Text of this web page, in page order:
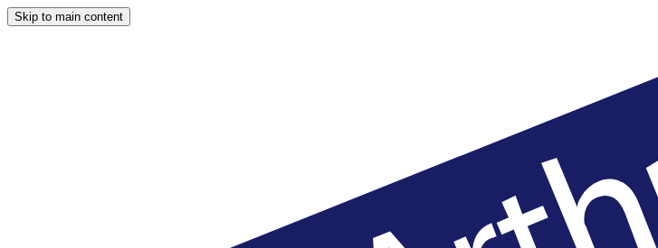
Skip to main content